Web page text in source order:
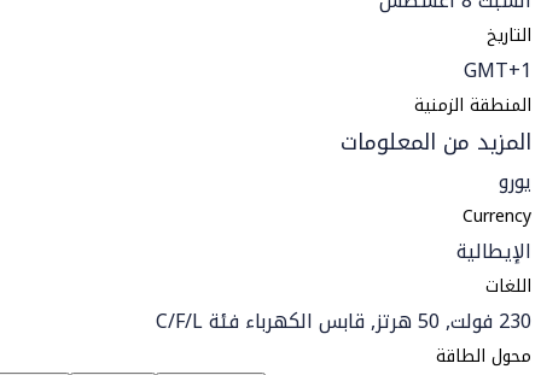
التاريخ
GMT+1
المنطقة الزمنية
المزيد من المعلومات
يورو
Currency
الإيطالية
اللغات
230 فولت, 50 هرتز, قابس الكهرباء فئة C/F/L
محول الطاقة